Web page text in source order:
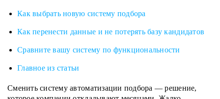
Как выбрать новую систему подбора
Как перенести данные и не потерять базу кандидатов
Сравните вашу систему по функциональности
Главное из статьи
Сменить систему автоматизации подбора — решение,